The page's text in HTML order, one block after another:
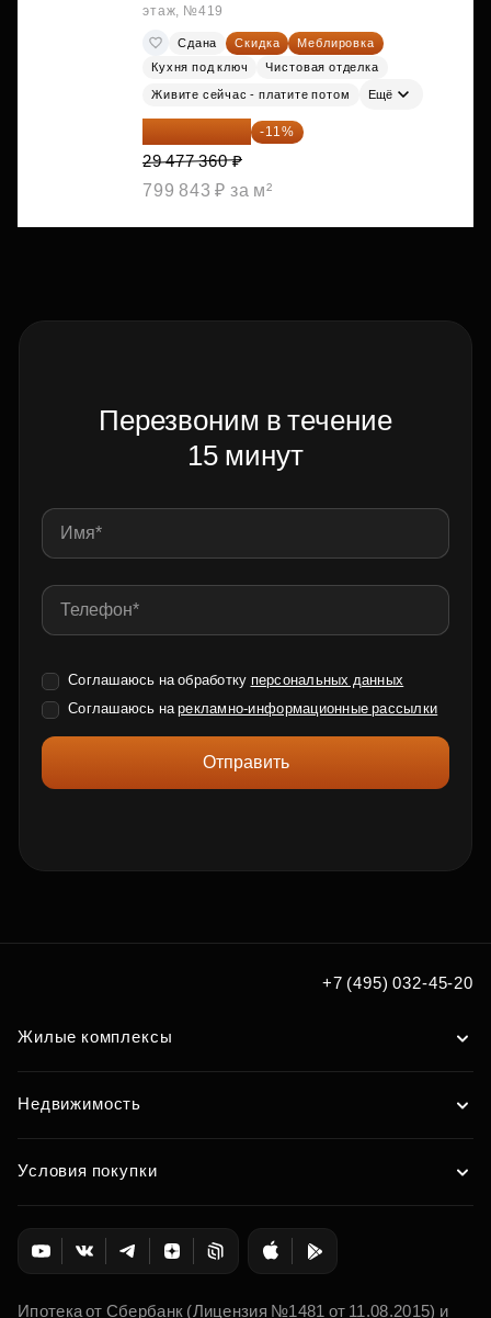
этаж, №419
Сдана Скидка
Меблировка
Кухня под ключ
Чистовая отделка
Живите сейчас - платите потом Ещё
26 234 850 ₽ -11%
29 477 360 ₽
799 843 ₽ за м²
Перезвоним в течение
15 минут
Соглашаюсь на обработку персональных данных
Соглашаюсь нарекламно-информационные рассылки
Отправить
+7 (495) 032-45-20
Жилые комплексы
Недвижимость
Условия покупки
Ипотека от Сбербанк (Лицензия №1481 от 11.08.2015) и